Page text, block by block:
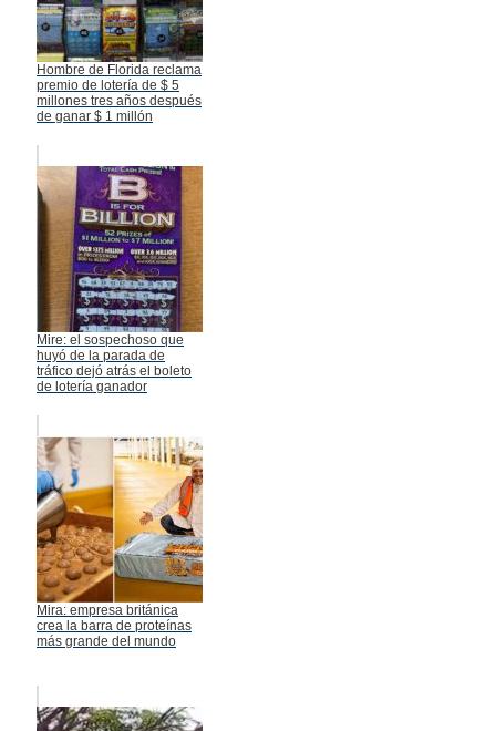
Hombre de Florida reclama
premio de lotería de $ 5
millones tres años después
de ganar $ 1 millón
Mire: el sospechoso que
huyó de la parada de
tráfico dejó atrás el boleto
de lotería ganador
Mira: empresa británica
crea la barra de proteínas
más grande del mundo